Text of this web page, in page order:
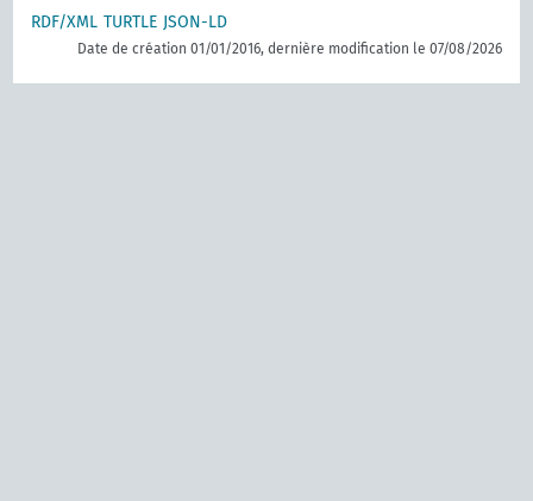
RDF/XML TURTLE JSON-LD
Date de création 01/01/2016, dernière modification le 07/08/2026